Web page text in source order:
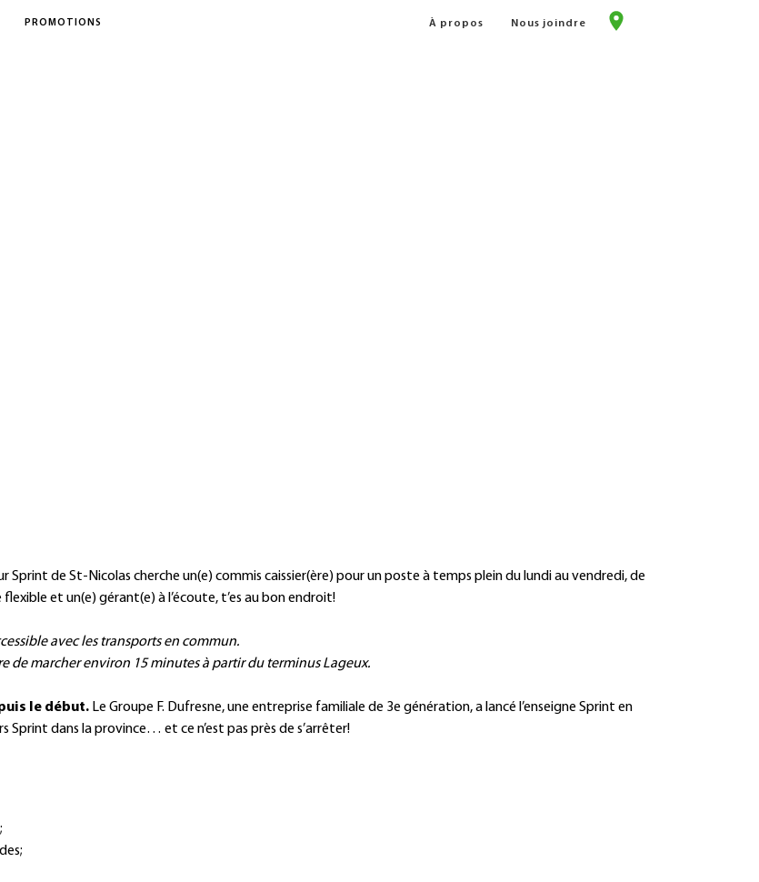
PROMOTIONS À propos Nous joindre
Sprint de St-Nicolas cherche un(e) commis caissier(ère) pour un poste à temps plein du lundi au vendredi, de
et un(e) gérant(e) à l’écoute, t’es au bon endroit!
avec les transports en commun.
marcher environ 15 minutes à partir du terminus Lageux.
le début. Le Groupe F. Dufresne, une entreprise familiale de 3e génération, a lancé l’enseigne Sprint en
Sprint dans la province… et ce n’est pas près de s’arrêter!